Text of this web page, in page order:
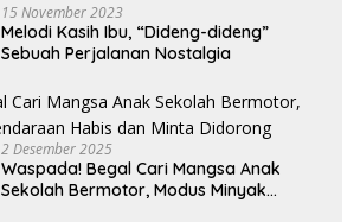
15 November 2023
Melodi Kasih Ibu, “Dideng-dideng”
Sebuah Perjalanan Nostalgia
2 Desember 2025
Waspada! Begal Cari Mangsa Anak
Sekolah Bermotor, Modus Minyak